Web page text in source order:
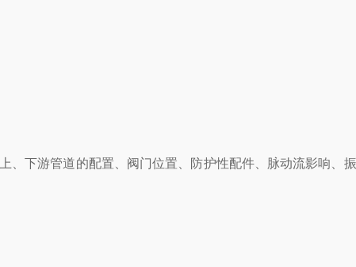
下游管道的配置、阀门位置、防护性配件、脉动流影响、